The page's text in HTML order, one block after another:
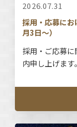
2026.07.31
採用・応募に
月3日～）
採用・ご応募
内申し上げます。